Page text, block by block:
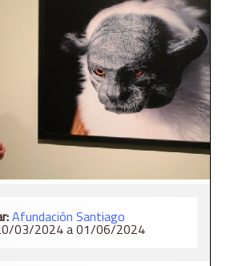
Afundación Santiago
03/2024 a 01/06/2024